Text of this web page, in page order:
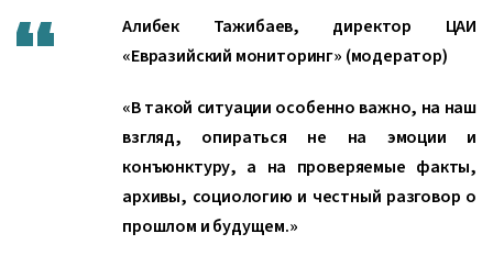
Алибек Тажибаев, директор ЦАИ
«Евразийский мониторинг» (модератор)
«В такой ситуации особенно важно, на наш
взгляд, опираться не на эмоции и
конъюнктуру, а на проверяемые факты,
архивы, социологию и честный разговор о
прошлом и будущем.»